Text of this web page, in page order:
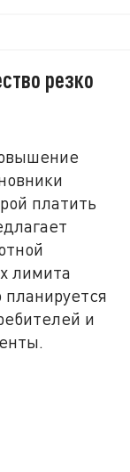
резко
платить
лимита
и